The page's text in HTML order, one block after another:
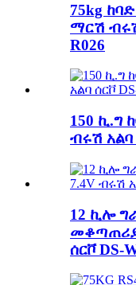
75kg
ማርሽ ብሩሽ
R026
150 ኪ.ግ
ብሩሽ አልባ
12 ኪሎ
መቆጣጠሪያ
ሰርቮ DS-